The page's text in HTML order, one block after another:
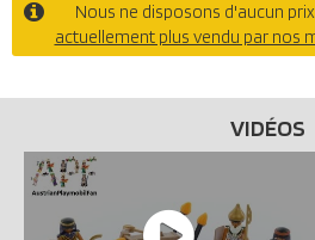
Nous ne disposons d'aucun
actuellement plus vendu par nos
VIDÉOS